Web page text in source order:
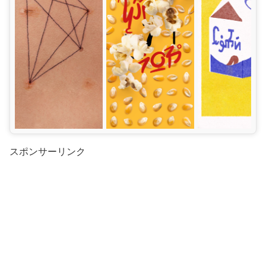
スポンサーリンク